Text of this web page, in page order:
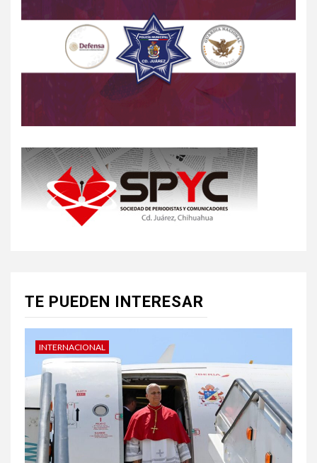
TE PUEDEN INTERESAR
INTERNACIONAL